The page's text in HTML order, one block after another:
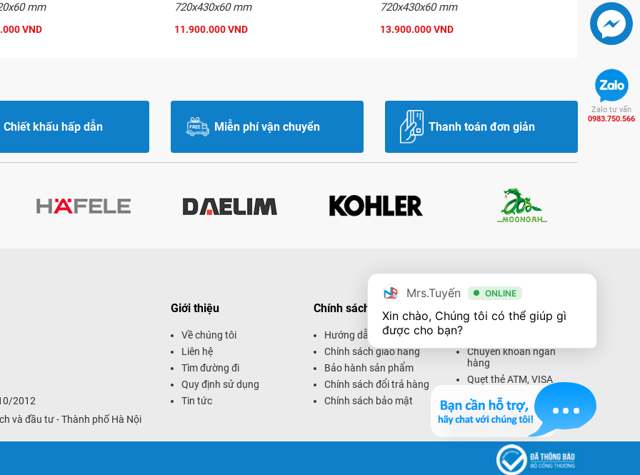
mm
VND
720x430x60 mm
11.900.000 VND
720x430x60 mm
13.900.000 VND
Chiết khấu hấp dẫn Miễn phí vận chuyển Thanh toán đơn giản
2012
và đầu tư - Thành phố Hà Nội
Giới thiệu
Về chúng tôi
Liên hệ
Tìm đường đi
Quy định sử dụng
Tin tức
Chính sách mua hàng
Hướng dẫn mua hàng
Chính sách giao hàng
Bảo hành sản phẩm
Chính sách đổi trả hàng
Chính sách bảo mật
Hình thức thanh toán
Chuyển khoản ngân
hàng
Quẹt thẻ ATM, VISA
Thanh toán trực tuyến
Zalo tư vấn
0983.750.566
Mrs.Tuyến ONLINE
Xin chào, Chúng tôi có thể giúp gì
được cho bạn?